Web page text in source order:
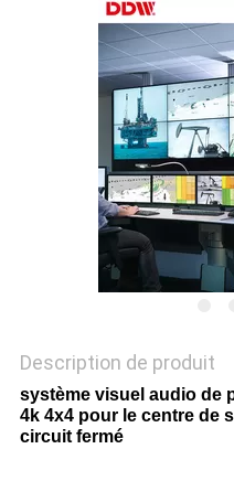
PRIVACY
POLICY
Description de produit
système visuel audio de
4k 4x4 pour le centre de
circuit fermé